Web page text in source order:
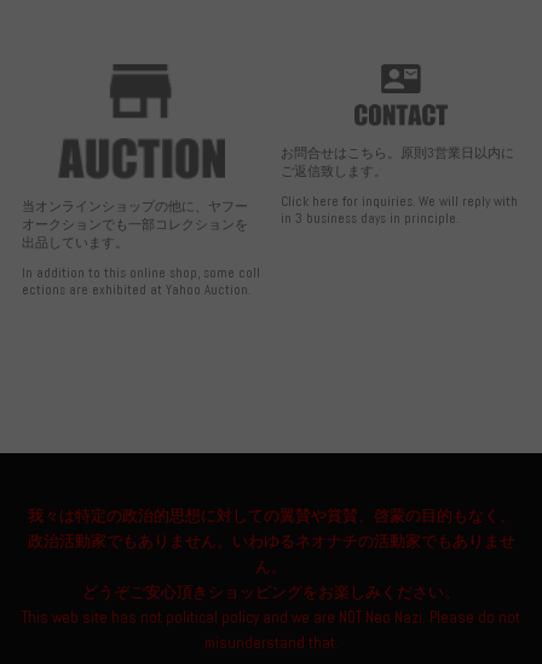
当オンラインショップの他に、ヤフー
オークションでも一部コレクションを
出品しています。
In addition to this online shop, some coll
ections are exhibited at Yahoo Auction.
お問合せはこちら。原則3営業日以内に
ご返信致します。
Click here for inquiries. We will reply with
in 3 business days in principle.
我々は特定の政治的思想に対しての翼賛や賞賛、啓蒙の目的もなく、
政治活動家でもありません。いわゆるネオナチの活動家でもありませ
ん。
どうぞご安心頂きショッピングをお楽しみください。
This web site has not political policy and we are NOT Neo Nazi. Please do not
misunderstand that.